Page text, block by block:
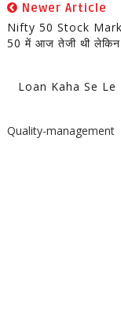
Newer Article
Nifty 50 Stock
50 में आज तेजी थी
Loan Kaha Se Le
Quality-management